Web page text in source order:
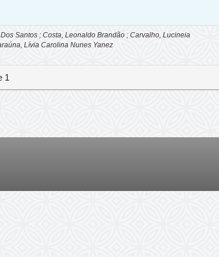
Santos ; Costa, Leonaldo Brandão ; Carvalho, Lucineia
Lívia Carolina Nunes Yanez
1